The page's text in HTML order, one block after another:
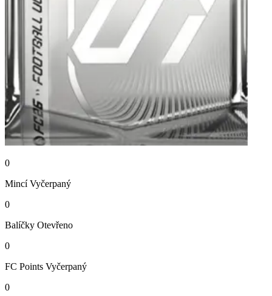
0
Mincí Vyčerpaný
0
Balíčky Otevřeno
0
FC Points Vyčerpaný
0